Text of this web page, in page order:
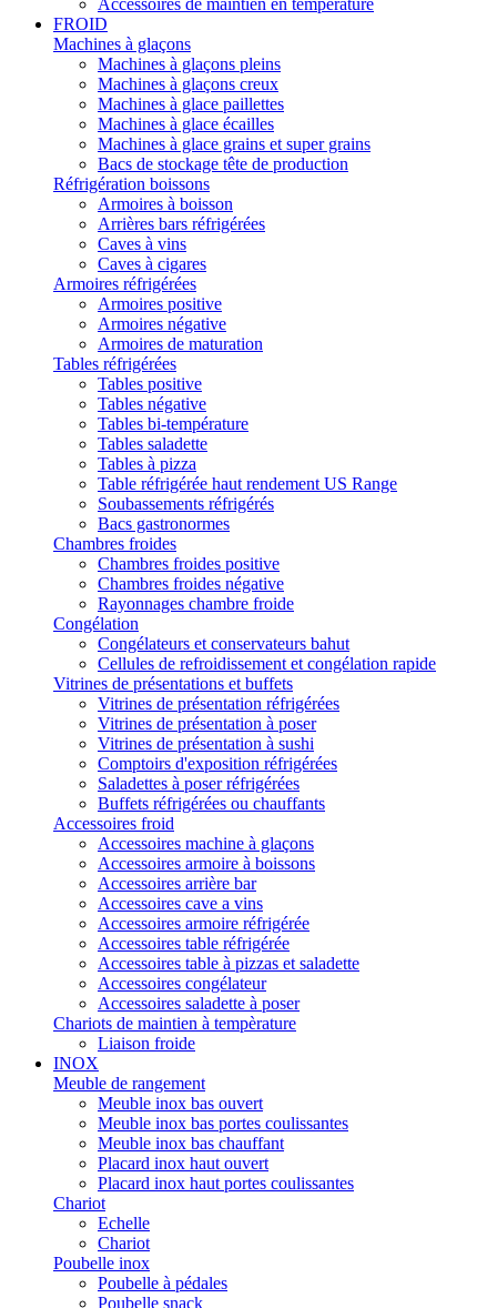
Accessoires de maintien en température
FROID
Machines à glaçons
Machines à glaçons pleins
Machines à glaçons creux
Machines à glace paillettes
Machines à glace écailles
Machines à glace grains et super grains
Bacs de stockage tête de production
Réfrigération boissons
Armoires à boisson
Arrières bars réfrigérées
Caves à vins
Caves à cigares
Armoires réfrigérées
Armoires positive
Armoires négative
Armoires de maturation
Tables réfrigérées
Tables positive
Tables négative
Tables bi-température
Tables saladette
Tables à pizza
Table réfrigérée haut rendement US Range
Soubassements réfrigérés
Bacs gastronormes
Chambres froides
Chambres froides positive
Chambres froides négative
Rayonnages chambre froide
Congélation
Congélateurs et conservateurs bahut
Cellules de refroidissement et congélation rapide
Vitrines de présentations et buffets
Vitrines de présentation réfrigérées
Vitrines de présentation à poser
Vitrines de présentation à sushi
Comptoirs d'exposition réfrigérées
Saladettes à poser réfrigérées
Buffets réfrigérées ou chauffants
Accessoires froid
Accessoires machine à glaçons
Accessoires armoire à boissons
Accessoires arrière bar
Accessoires cave a vins
Accessoires armoire réfrigérée
Accessoires table réfrigérée
Accessoires table à pizzas et saladette
Accessoires congélateur
Accessoires saladette à poser
Chariots de maintien à tempèrature
Liaison froide
INOX
Meuble de rangement
Meuble inox bas ouvert
Meuble inox bas portes coulissantes
Meuble inox bas chauffant
Placard inox haut ouvert
Placard inox haut portes coulissantes
Chariot
Echelle
Chariot
Poubelle inox
Poubelle à pédales
Poubelle snack